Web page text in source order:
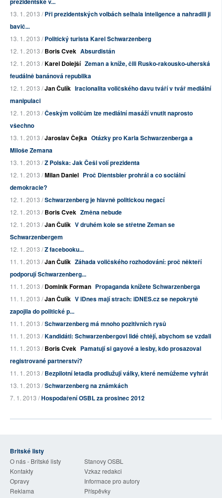
13. 1. 2013 /Při prezidentských volbách selhala inteligence a nahradili ji
bavič...
13. 1. 2013 /Politický turista Karel Schwarzenberg
12. 1. 2013 /Boris Cvek Absurdistán
12. 1. 2013 /Karel Dolejší Zeman a kníže, čili Rusko-rakousko-uherská
feudálně banánová republika
12. 1. 2013 /Jan Čulík Iracionalita voličského davu tváří v tvář mediální
manipulaci
12. 1. 2013 /Českým voličům lze mediální masáží vnutit naprosto
všechno
13. 1. 2013 /Jaroslav Čejka Otázky pro Karla Schwarzenberga a
Miloše Zemana
13. 1. 2013 /Z Polska: Jak Češi volí prezidenta
12. 1. 2013 /Milan Daniel Proč Dientsbier prohrál a co sociální
demokracie?
12. 1. 2013 /Schwarzenberg je hlavně politickou negací
12. 1. 2013 /Boris Cvek Změna nebude
12. 1. 2013 /Jan Čulík V druhém kole se střetne Zeman se
Schwarzenbergem
12. 1. 2013 /Z facebooku...
11. 1. 2013 /Jan Čulík Záhada voličského rozhodování: proč někteří
podporují Schwarzenberg...
11. 1. 2013 /Dominik Forman Propaganda knížete Schwarzenberga
11. 1. 2013 /Jan Čulík V iDnes mají strach: iDNES.cz se nepokrytě
zapojila do politické p...
11. 1. 2013 /Schwarzenberg má mnoho pozitivních rysů
11. 1. 2013 /Kandidáti: Schwarzenbergovi lidé chtějí, abychom se vzdali
11. 1. 2013 /Boris Cvek Pamatují si gayové a lesby, kdo prosazoval
registrované partnerství?
11. 1. 2013 /Bezpilotní letadla prodlužují války, které nemůžeme vyhrát
13. 1. 2013 /Schwarzenberg na známkách
7. 1. 2013 /Hospodaření OSBL za prosinec 2012
Britské listy
O nás - Britské listy
Stanovy OSBL
Kontakty
Vzkaz redakci
Opravy
Informace pro autory
Reklama
Příspěvky